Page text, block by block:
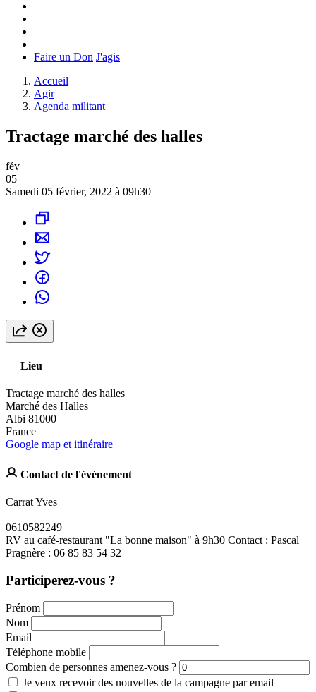
Faire un Don J'agis
Accueil
Agir
Agenda militant
Tractage marché des halles
fév
05
Samedi 05 février, 2022 à 09h30
Lieu
Tractage marché des halles
Marché des Halles
Albi 81000
France
Google map et itinéraire
Contact de l'événement
Carrat Yves
0610582249
RV au café-restaurant "La bonne maison" à 9h30 Contact : Pascal
Pragnère : 06 85 83 54 32
Participerez-vous ?
Prénom
Nom
Email
Téléphone mobile
Combien de personnes amenez-vous ?
Je veux recevoir des nouvelles de la campagne par email